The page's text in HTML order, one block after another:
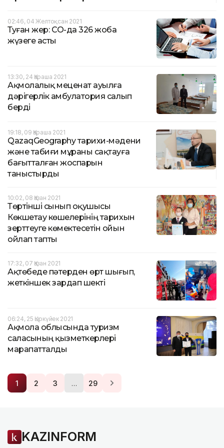
02:46, 04 Желтоқсан 2021
Туған жер: СҚО-да 326 жоба
жүзеге асты
13:30, 24 Қараша 2021
Ақмолалық меценат ауылға
дәрігерлік амбулатория салып
берді
19:18, 09 Қараша 2021
QazaqGeography тарихи-мәдени
және табиғи мұраны сақтауға
бағытталған жоспарын
таныстырды
10:02, 08 Қазан 2021
Төртінші сынып оқушысы
Көкшетау көшелерінің тарихын
зерттеуге көмектесетін ойын
ойлап тапты
17:32, 07 Қазан 2021
Ақтөбеде пәтерден өрт шығып,
жеткіншек зардап шекті
06:24, 25 Қыркүйек 2021
Ақмола облысында туризм
саласының қызметкерлері
марапатталды
1 2 3 … 29
KAZINFORM